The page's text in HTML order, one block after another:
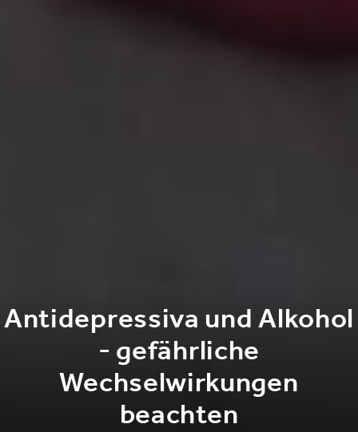
Antidepressiva und Alkohol
- gefährliche
Wechselwirkungen
beachten